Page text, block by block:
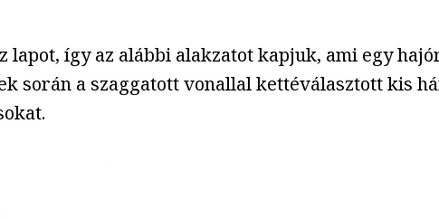
így az alábbi alakzatot kapjuk, ami egy
során a szaggatott vonallal kettéválasztott kis